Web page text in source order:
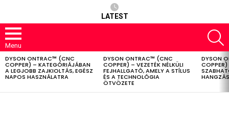
LATEST
Menu
LATEST
STORIES
DYSON ONTRAC™ (CNC
COPPER) – KATEGÓRIÁJÁBAN
A LEGJOBB ZAJKIOLTÁS, EGÉSZ
NAPOS HASZNÁLATRA
DYSON ONTRAC™ (CNC
COPPER) – VEZETÉK NÉLKÜLI
FEJHALLGATÓ, AMELY A STÍLUS
ÉS A TECHNOLÓGIA
ÖTVÖZETE
DYSON
COPPER)